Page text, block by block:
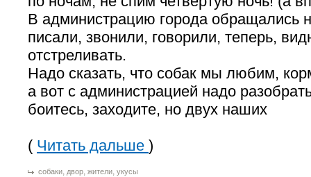
В администрацию города обращались
писали, звонили, говорили, теперь,
отстреливать.
Надо сказать, что собак мы любим,
а вот с администрацией надо
боитесь, заходите, но двух наших
( Читать дальше )
собаки, двор, жители, укусы